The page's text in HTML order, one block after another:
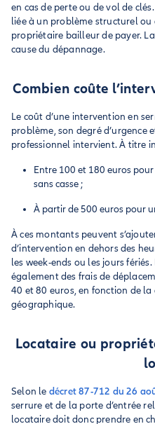
en cas de perte ou de vol de
liée à un problème structurel ou
propriétaire bailleur de payer.
cause du dépannage.
Combien coûte
Le coût d’une intervention en
problème, son degré d’urgence
professionnel intervient. À titre
Entre 100 et 180 euros
sans casse ;
À partir de 500 euros pour
À ces montants peuvent
d’intervention en dehors des
les week-ends ou les jours
également des frais de
40 et 80 euros, en fonction de
géographique.
Locataire ou
Selon le décret 87-712 du 26
serrure et de la porte d’entrée
locataire doit donc prendre en